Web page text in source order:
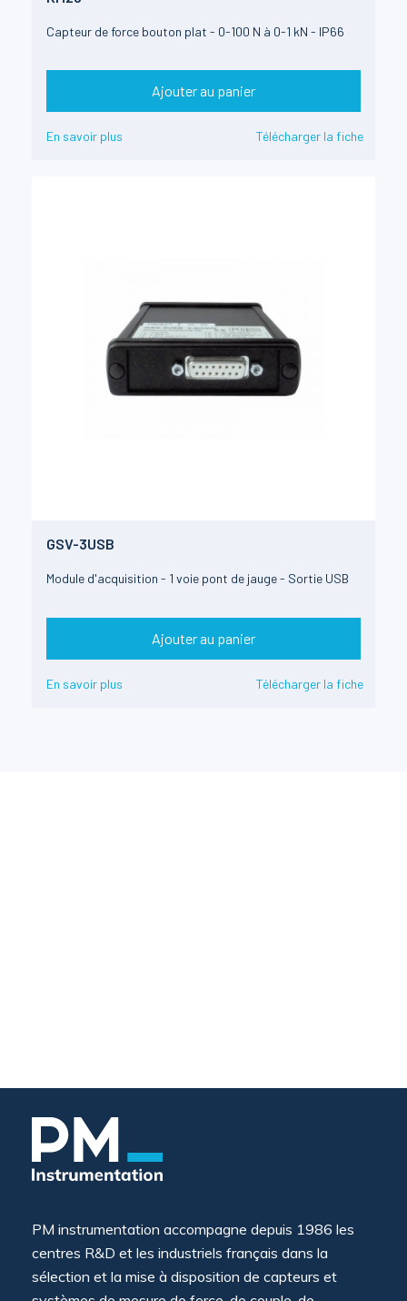
Capteur de force bouton plat - 0-100 N à 0-1 kN - IP66
Ajouter au panier
En savoir plus Télécharger la fiche
GSV-3USB
Module d'acquisition - 1 voie pont de jauge - Sortie USB
Ajouter au panier
En savoir plus Télécharger la fiche
PM instrumentation accompagne depuis 1986 les
centres R&D et les industriels français dans la
sélection et la mise à disposition de capteurs et